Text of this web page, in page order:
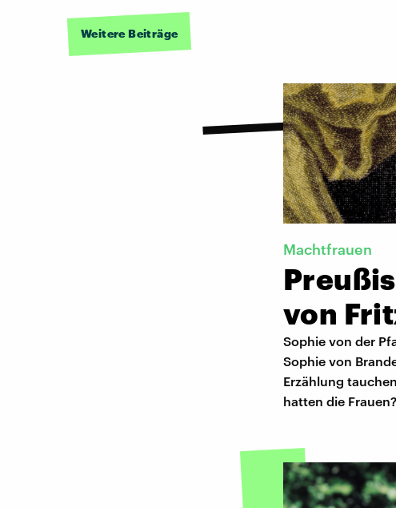
Weitere Beiträge
Machtfrauen
von
Sophie von der
Sophie von
Erzählung
hatten die Frauen?